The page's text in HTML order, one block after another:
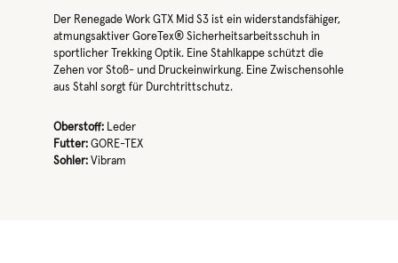
Der Renegade Work GTX Mid S3 ist ein widerstandsfähiger,
atmungsaktiver GoreTex® Sicherheitsarbeitsschuh in
sportlicher Trekking Optik. Eine Stahlkappe schützt die
Zehen vor Stoß- und Druckeinwirkung. Eine Zwischensohle
aus Stahl sorgt für Durchtrittschutz.
Oberstoff: Leder
Futter: GORE-TEX
Sohler: Vibram